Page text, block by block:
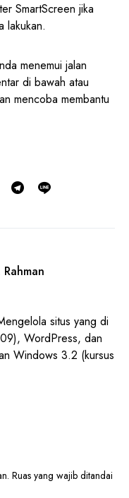
SmartScreen jika
lakukan.
menemui jalan
di bawah atau
mencoba membantu
situs yang di
WordPress, dan
Windows 3.2 (kursus
Ruas yang wajib ditandai